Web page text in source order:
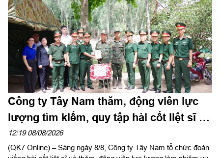
Công ty Tây Nam thăm, động viên lực
lượng tìm kiếm, quy tập hài cốt liệt sĩ tại
công viên Lê Thị Riêng
12:19 08/08/2026
(QK7 Online) – Sáng ngày 8/8, Công ty Tây Nam tổ chức đoàn